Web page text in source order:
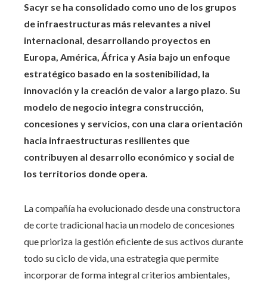
Sacyr se ha consolidado como uno de los grupos
de infraestructuras más relevantes a nivel
internacional, desarrollando proyectos en
Europa, América, África y Asia bajo un enfoque
estratégico basado en la sostenibilidad, la
innovación y la creación de valor a largo plazo. Su
modelo de negocio integra construcción,
concesiones y servicios, con una clara orientación
hacia infraestructuras resilientes que
contribuyen al desarrollo económico y social de
los territorios donde opera.
La compañía ha evolucionado desde una constructora
de corte tradicional hacia un modelo de concesiones
que prioriza la gestión eficiente de sus activos durante
todo su ciclo de vida, una estrategia que permite
incorporar de forma integral criterios ambientales,